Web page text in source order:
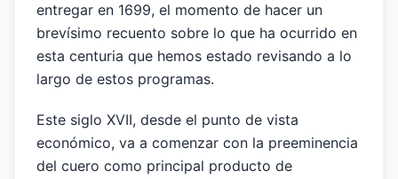
entregar en 1699, el momento de hacer un
brevísimo recuento sobre lo que ha ocurrido en
esta centuria que hemos estado revisando a lo
largo de estos programas.
Este siglo XVII, desde el punto de vista
económico, va a comenzar con la preeminencia
del cuero como principal producto de